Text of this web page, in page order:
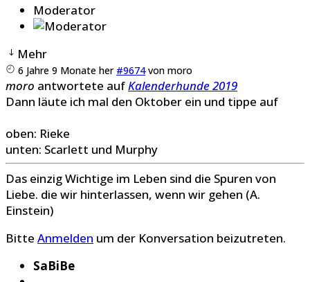
Moderator
Mehr
6 Jahre 9 Monate her #9674 vonmoro
moro antwortete aufKalenderhunde 2019
Dann läute ich mal den Oktober ein und tippe auf
oben: Rieke
unten: Scarlett und Murphy
Das einzig Wichtige im Leben sind die Spuren von
Liebe. die wir hinterlassen, wenn wir gehen (A.
Einstein)
Bitte Anmelden um der Konversation beizutreten.
SaBiBe